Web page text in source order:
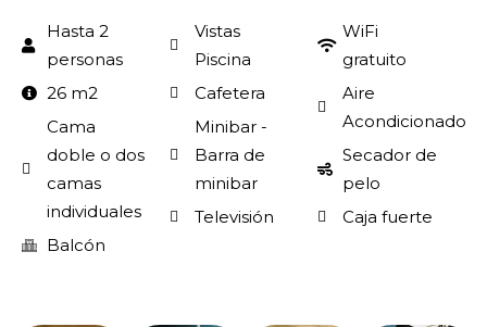
Hasta 2
personas
26 m2
Cama
doble o dos
camas
individuales
Balcón
Vistas
Piscina
Cafetera
Minibar -
Barra de
minibar
Televisión
WiFi
gratuito
Aire
Acondicionado
Secador de
pelo
Caja fuerte